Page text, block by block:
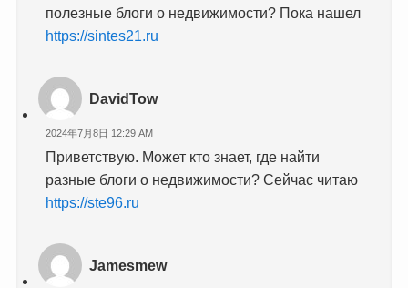
полезные блоги о недвижимости? Пока нашел
https://sintes21.ru
DavidTow
2024年7月8日 12:29 AM
Приветствую. Может кто знает, где найти
разные блоги о недвижимости? Сейчас читаю
https://ste96.ru
Jamesmew